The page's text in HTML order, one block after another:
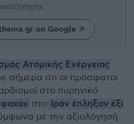
αναζήτησης
on Google
Ατομικής Ενέργειας
σήμερα ότι οι πρόσφατοι
στο πυρηνικό
στο Ιράν έπληξαν έξι
με την αξιολόγησή